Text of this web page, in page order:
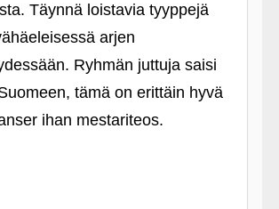
Täynnä loistavia tyyppejä
arjen
Ryhmän juttuja saisi
tämä on erittäin hyvä
ihan mestariteos.